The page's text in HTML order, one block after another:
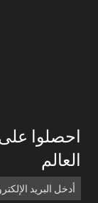
احصلوا
العالم